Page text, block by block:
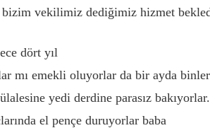
vekilimiz dediğimiz hizmet
dört yıl
mı emekli oluyorlar da bir ayda
yedi derdine parasız bakıyorlar.
el pençe duruyorlar baba